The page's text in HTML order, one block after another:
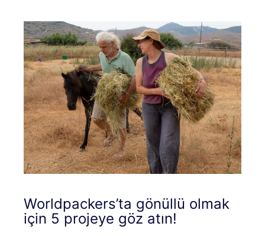
Worldpackers’ta gönüllü olmak
için 5 projeye göz atın!